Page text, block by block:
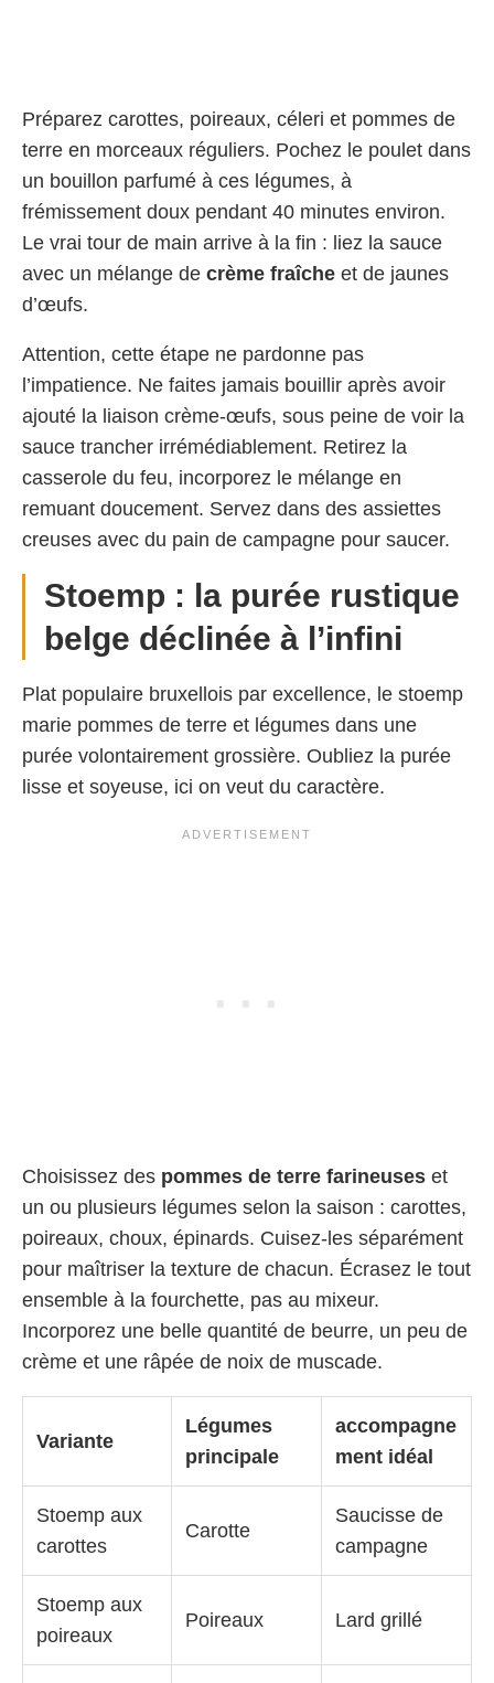
Préparez carottes, poireaux, céleri et pommes de
terre en morceaux réguliers. Pochez le poulet dans
un bouillon parfumé à ces légumes, à
frémissement doux pendant 40 minutes environ.
Le vrai tour de main arrive à la fin : liez la sauce
avec un mélange de crème fraîche et de jaunes
d’œufs.
Attention, cette étape ne pardonne pas
l’impatience. Ne faites jamais bouillir après avoir
ajouté la liaison crème-œufs, sous peine de voir la
sauce trancher irrémédiablement. Retirez la
casserole du feu, incorporez le mélange en
remuant doucement. Servez dans des assiettes
creuses avec du pain de campagne pour saucer.
Stoemp : la purée rustique
belge déclinée à l’infini
Plat populaire bruxellois par excellence, le stoemp
marie pommes de terre et légumes dans une
purée volontairement grossière. Oubliez la purée
lisse et soyeuse, ici on veut du caractère.
Choisissez des pommes de terre farineuses et
un ou plusieurs légumes selon la saison : carottes,
poireaux, choux, épinards. Cuisez-les séparément
pour maîtriser la texture de chacun. Écrasez le tout
ensemble à la fourchette, pas au mixeur.
Incorporez une belle quantité de beurre, un peu de
crème et une râpée de noix de muscade.
Variante
Légumes
principale
accompagne
ment idéal
Stoemp aux
carottes
Carotte
Saucisse de
campagne
Stoemp aux
poireaux
Poireaux Lard grillé